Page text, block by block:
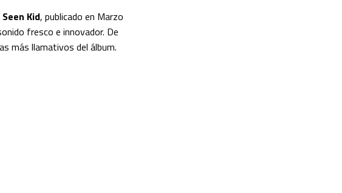
Kid, publicado en Marzo
fresco e innovador. De
más llamativos del álbum.